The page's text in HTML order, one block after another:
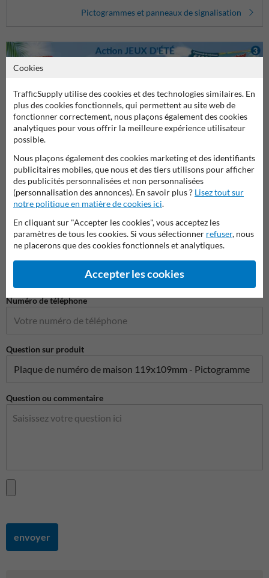
Pictogrammes et panneaux de signalisation
Poser votre question à NumeroMaison.be
Nom*
Nom de l'entreprise
Adresse e-mail*
Numéro de téléphone
Question sur produit
Question ou commentaire
envoyer
Cookies
TrafficSupply utilise des cookies et des technologies similaires. En
plus des cookies fonctionnels, qui permettent au site web de
fonctionner correctement, nous plaçons également des cookies
analytiques pour vous offrir la meilleure expérience utilisateur
possible.
Nous plaçons également des cookies marketing et des identifiants
publicitaires mobiles, que nous et des tiers utilisons pour afficher
des publicités personnalisées et non personnalisées
(personnalisation des annonces). En savoir plus ? Lisez tout sur
notre politique en matière de cookies ici.
En cliquant sur "Accepter les cookies", vous acceptez les
paramètres de tous les cookies. Si vous sélectionner refuser, nous
ne placerons que des cookies fonctionnels et analytiques.
Accepter les cookies